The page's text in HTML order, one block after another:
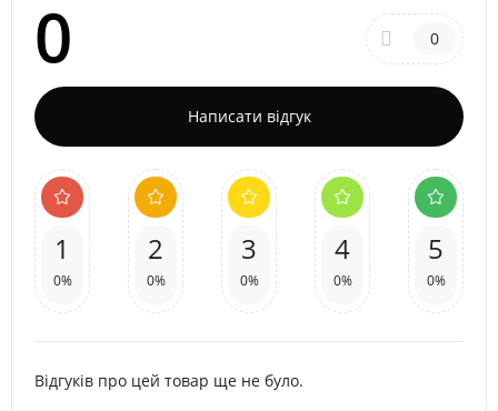
0 0
Написати відгук
1
0%
2
0%
3
0%
4
0%
5
0%
Відгуків про цей товар ще не було.